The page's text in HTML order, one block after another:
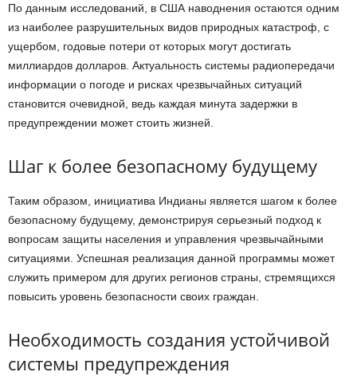
По данным исследований, в США наводнения остаются одним
из наиболее разрушительных видов природных катастроф, с
ущербом, годовые потери от которых могут достигать
миллиардов долларов. Актуальность системы радиопередачи
информации о погоде и рисках чрезвычайных ситуаций
становится очевидной, ведь каждая минута задержки в
предупреждении может стоить жизней.
Шаг к более безопасному будущему
Таким образом, инициатива Индианы является шагом к более
безопасному будущему, демонстрируя серьезный подход к
вопросам защиты населения и управления чрезвычайными
ситуациями. Успешная реализация данной программы может
служить примером для других регионов страны, стремящихся
повысить уровень безопасности своих граждан.
Необходимость создания устойчивой
системы предупреждения